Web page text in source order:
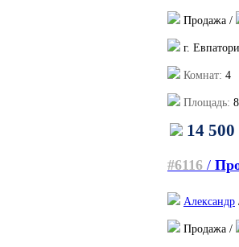
Продажа /
г.
Комнат:
Площадь:
14
#6116 /
Александр
Продажа /